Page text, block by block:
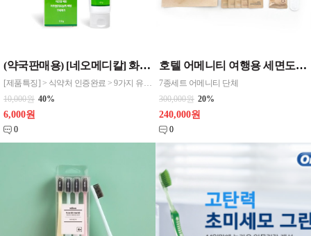
(약국판매용) [네오메디칼] 화이트케어 기능성 치약 120g
[제품특징] > 식약처 인증완료 > 9가지 유해성분 무첨가 (PHMG, C/MIT, 트리클로산, 파라벤 등) *네오케어 화이트 치약 > 전국 약국에서 판매 베스트 구강케어 기능성 치약 > 아파타이트 성분으로 치아에 착색된 색소 및 세균을 흡착 제거하여 화이트닝 극대화 > 침강탄산칼슘/키토산 함유로 각종 잇몸질환 예방 > 불소 대신 자일리톨 첨가
10,000원 40%
6,000원
0
호텔 어메니티 여행용 세면도구 50세트 대박스로만 판매 친환경 트레블세트 해외여행준비물 여행세트 일회용세면도구 어메니티세트
7종세트 어메니티 단체
300,000원 20%
240,000원
0